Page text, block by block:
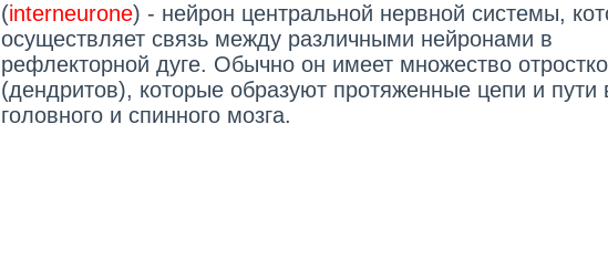
(interneurone) - нейрон центральной нервной системы,
осуществляет связь между различными нейронами в
рефлекторной дуге. Обычно он имеет множество
(дендритов), которые образуют протяженные цепи и пути
головного и спинного мозга.